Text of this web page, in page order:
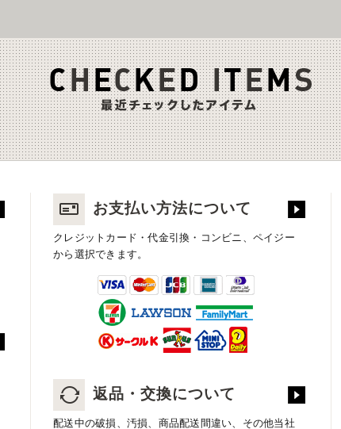
お支払い方法について
クレジットカード・代金引換・コンビニ、ペイジー
から選択できます。
返品・交換について
配送中の破損、汚損、商品配送間違い、その他当社